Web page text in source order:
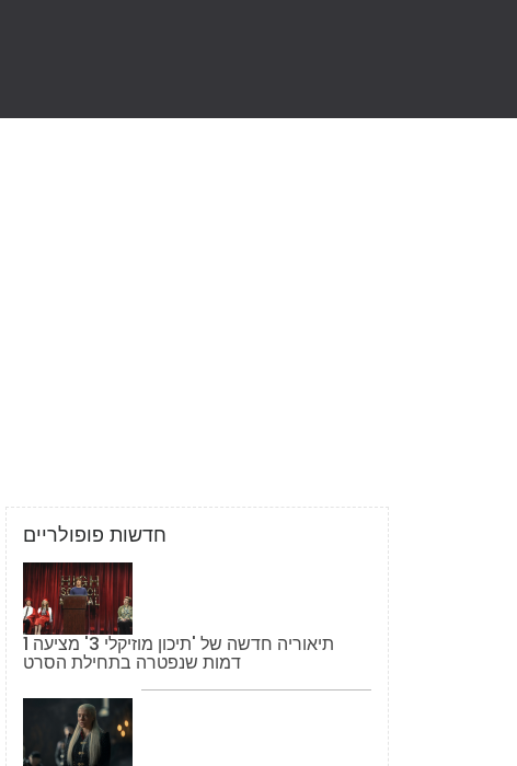
חדשות פופולריים
תיאוריה חדשה של 'תיכון מוזיקלי 3' מציעה 1
דמות שנפטרה בתחילת הסרט